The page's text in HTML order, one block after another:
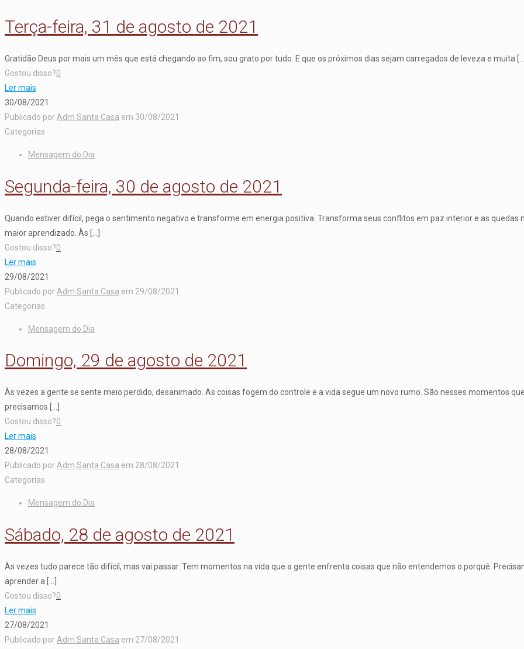
Terça-feira, 31 de agosto de 2021
Gratidão Deus por mais um mês que está chegando ao fim, sou grato por tudo. E que os próximos dias sejam carregados de leveza e muita
Gostou disso?0
Ler mais
30/08/2021
Publicado por Adm Santa Casa em 30/08/2021
Categorias
Mensagem do Dia
Segunda-feira, 30 de agosto de 2021
Quando estiver difícil, pega o sentimento negativo e transforme em energia positiva. Transforma seus conflitos em paz interior e as quedas
maior aprendizado. Às […]
Gostou disso?0
Ler mais
29/08/2021
Publicado por Adm Santa Casa em 29/08/2021
Categorias
Mensagem do Dia
Domingo, 29 de agosto de 2021
Às vezes a gente se sente meio perdido, desanimado. As coisas fogem do controle e a vida segue um novo rumo. São nesses momentos
precisamos […]
Gostou disso?0
Ler mais
28/08/2021
Publicado porAdm Santa Casa em 28/08/2021
Categorias
Mensagem do Dia
Sábado, 28 de agosto de 2021
Às vezes tudo parece tão difícil, mas vai passar. Tem momentos na vida que a gente enfrenta coisas que não entendemos o porquê.
aprender a
Gostou disso?0
Ler mais
27/08/2021
Publicado por Adm Santa Casa em 27/08/2021